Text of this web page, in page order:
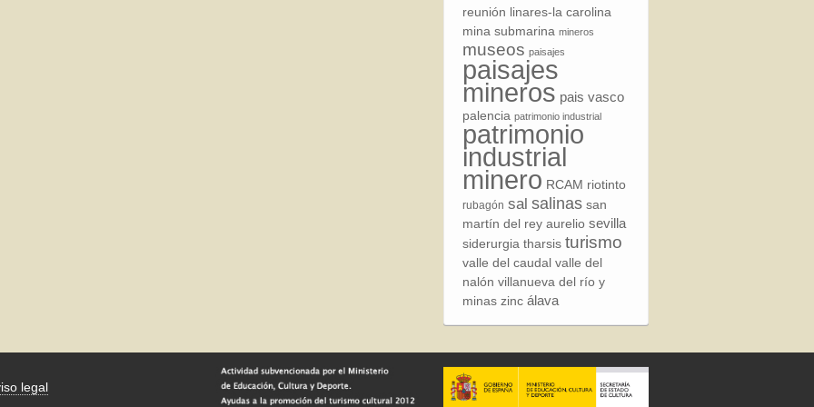
reunión linares-la carolina
mina submarina mineros
museos paisajes
paisajes
mineros pais vasco
palencia patrimonio industrial
patrimonio
industrial
minero RCAM riotinto
rubagón sal salinas san
martín del rey aurelio sevilla
siderurgia tharsis turismo
valle del caudal valle del
nalón villanueva del río y
minas zinc álava
legal